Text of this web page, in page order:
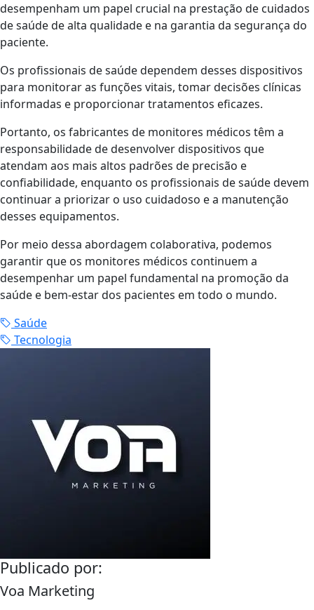
desempenham um papel crucial na prestação de cuidados
de saúde de alta qualidade e na garantia da segurança do
paciente.
Os profissionais de saúde dependem desses dispositivos
para monitorar as funções vitais, tomar decisões clínicas
informadas e proporcionar tratamentos eficazes.
Portanto, os fabricantes de monitores médicos têm a
responsabilidade de desenvolver dispositivos que
atendam aos mais altos padrões de precisão e
confiabilidade, enquanto os profissionais de saúde devem
continuar a priorizar o uso cuidadoso e a manutenção
desses equipamentos.
Por meio dessa abordagem colaborativa, podemos
garantir que os monitores médicos continuem a
desempenhar um papel fundamental na promoção da
saúde e bem-estar dos pacientes em todo o mundo.
Saúde
Tecnologia
Publicado por:
Voa Marketing